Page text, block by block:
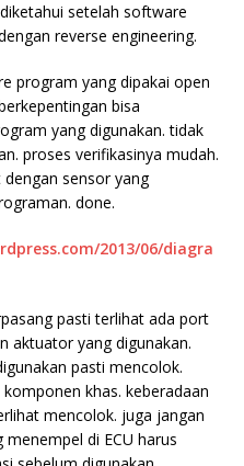
setelah software
reverse engineering.
program yang dipakai open
bisa
yang digunakan. tidak
proses verifikasinya mudah.
sensor yang
done.
2013/06/diagra
pasti terlihat ada port
aktuator yang digunakan.
pasti mencolok.
khas. keberadaan
mencolok. juga jangan
di ECU harus